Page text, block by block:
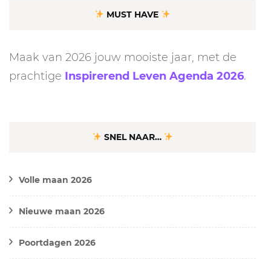
MUST HAVE
Maak van 2026 jouw mooiste jaar, met de
prachtige Inspirerend Leven Agenda 2026.
SNEL NAAR…
Volle maan 2026
Nieuwe maan 2026
Poortdagen 2026